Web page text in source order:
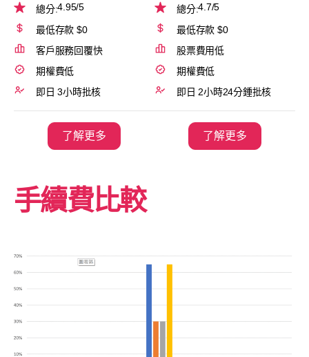
總分:4.95/5
最低存款 $0
客戶服務回覆快
期權費低
即日 3小時批核
了解更多
總分:4.7/5
最低存款 $0
股票費用低
期權費低
即日 2小時24分鍾批核
了解更多
手續費比較